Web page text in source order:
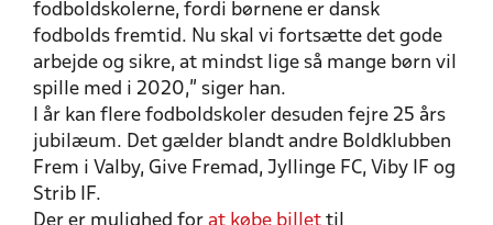
fodboldskolerne, fordi børnene er dansk
fodbolds fremtid. Nu skal vi fortsætte det gode
arbejde og sikre, at mindst lige så mange børn vil
spille med i 2020,” siger han.
I år kan flere fodboldskoler desuden fejre 25 års
jubilæum. Det gælder blandt andre Boldklubben
Frem i Valby, Give Fremad, Jyllinge FC, Viby IF og
Strib IF.